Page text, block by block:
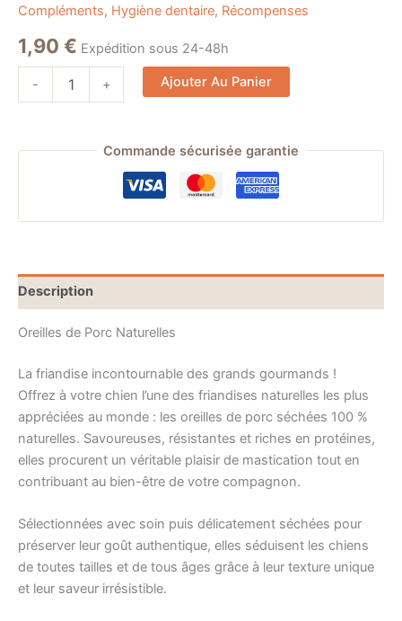
Compléments, Hygiène dentaire, Récompenses
1,90 € Expédition sous 24-48h
- + Ajouter Au Panier
Commande sécurisée garantie
Description
Oreilles de Porc Naturelles
La friandise incontournable des grands gourmands !
Offrez à votre chien l’une des friandises naturelles les plus
appréciées au monde : les oreilles de porc séchées 100 %
naturelles. Savoureuses, résistantes et riches en protéines,
elles procurent un véritable plaisir de mastication tout en
contribuant au bien-être de votre compagnon.
Sélectionnées avec soin puis délicatement séchées pour
préserver leur goût authentique, elles séduisent les chiens
de toutes tailles et de tous âges grâce à leur texture unique
et leur saveur irrésistible.